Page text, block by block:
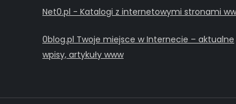
Net0.pl - Katalogi z internetowymi stronami
0blog.pl Twoje miejsce w Internecie – aktualne
wpisy, artykuły www